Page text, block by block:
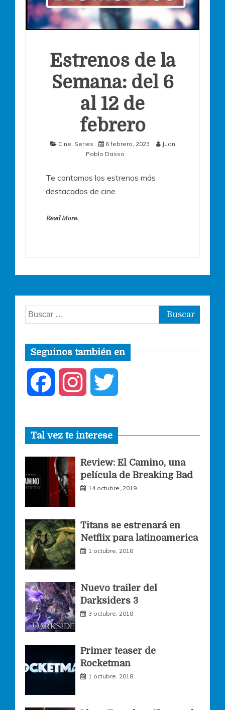
Estrenos de la
Semana: del 6
al 12 de
febrero
Cine, Series 6 febrero, 2023
Juan
Pablo Dasso
Te contamos los estrenos más
destacados de cine
Read More.
Buscar:
Seguinos también en
c
e
b
o
o
s
t
a
g
m
i
t
t
r
Tal vez te interese
Review: El Camino, una
película de Breaking Bad
14 octubre, 2019
Titans se estrenará en
Netflix para latinoamerica
1 octubre, 2018
Nuevo trailer del
Darksiders 3
3 octubre, 2018
Primer teaser de
Rocketman
1 octubre, 2018